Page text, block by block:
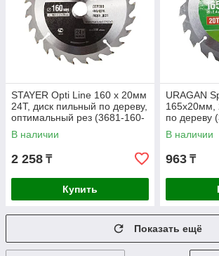
STAYER Opti Line 160 x 20мм
24T, диск пильный по дереву,
оптимальный рез (3681-160-
20-24)
В наличии
2 258 ₸
Купить
URAGAN
165х20мм,
по дереву
В наличии
963 ₸
Показать ещё